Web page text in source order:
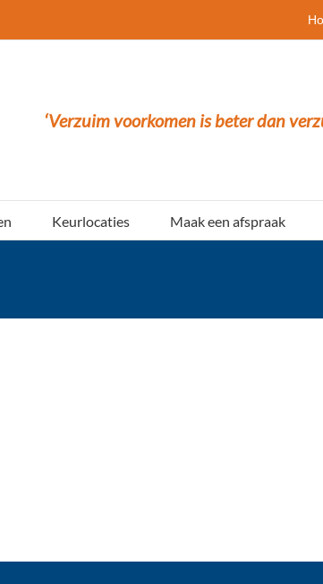
‘Verzuim voorkomen is beter dan
Keurlocaties Maak een afspraak